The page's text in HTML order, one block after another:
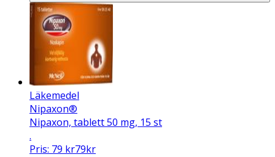
Läkemedel
Nipaxon®
Nipaxon, tablett 50 mg, 15 st
.
Pris: 79 kr79kr